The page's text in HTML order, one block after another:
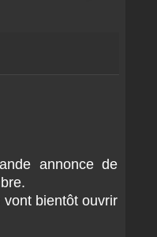
annonce de
bientôt ouvrir